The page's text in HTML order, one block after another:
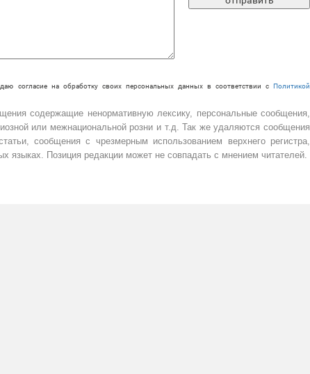
согласие на обработку своих персональных данных в соответствии сПолитикой
содержащие ненормативную лексику, персональные сообщения,
или межнациональной розни и т.д. Так же удаляются сообщения
сообщения с чрезмерным использованием верхнего регистра,
языках. Позиция редакции может не совпадать с мнением читателей.